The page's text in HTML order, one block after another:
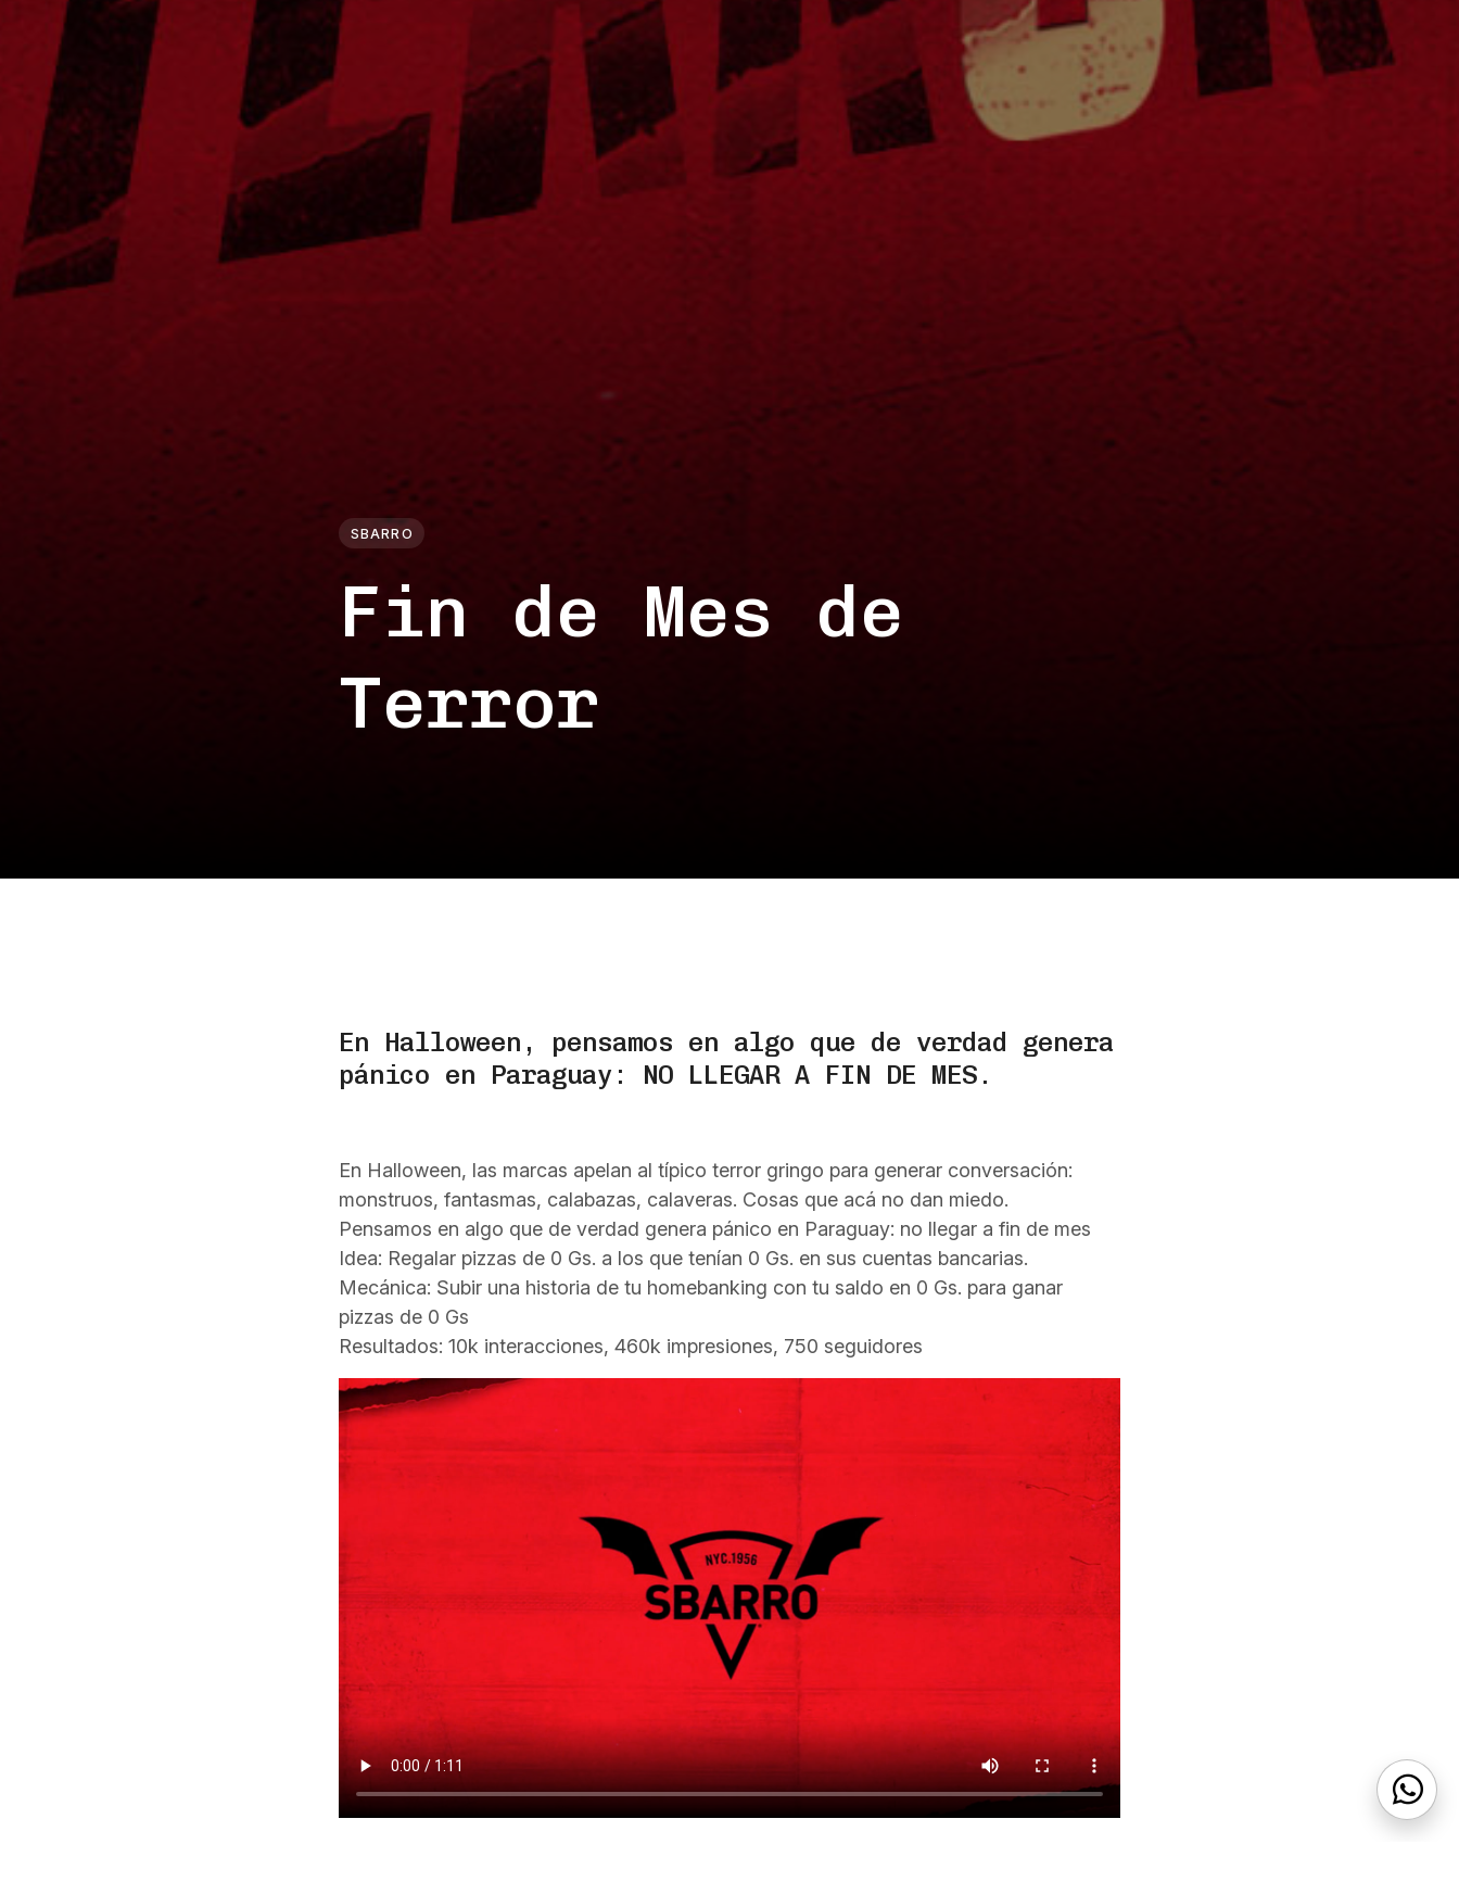
SBARRO
Fin de Mes de
Terror
En Halloween, pensamos en algo que de verdad genera
pánico en Paraguay: NO LLEGAR A FIN DE MES.
En Halloween, las marcas apelan al típico terror gringo para generar conversación:
monstruos, fantasmas, calabazas, calaveras. Cosas que acá no dan miedo.
Pensamos en algo que de verdad genera pánico en Paraguay: no llegar a fin de mes
Idea: Regalar pizzas de 0 Gs. a los que tenían 0 Gs. en sus cuentas bancarias.
Mecánica: Subir una historia de tu homebanking con tu saldo en 0 Gs. para ganar
pizzas de 0 Gs
Resultados: 10k interacciones, 460k impresiones, 750 seguidores